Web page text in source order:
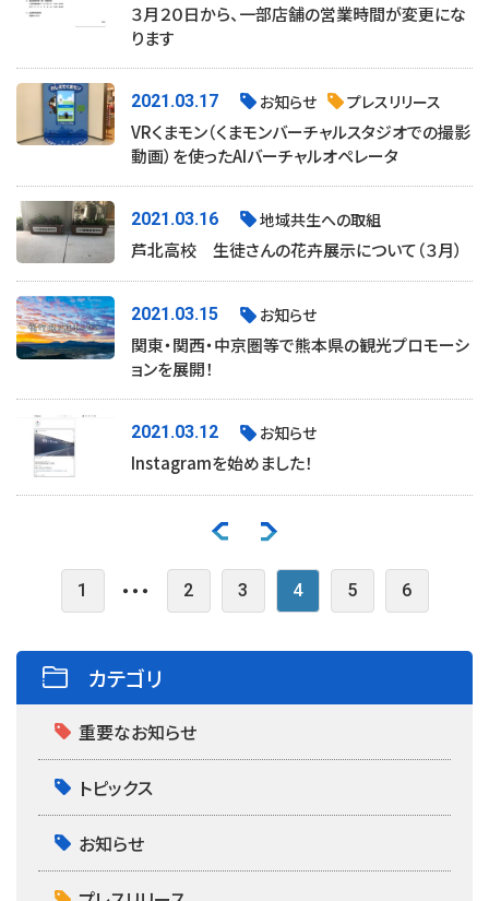
３月２０日から、一部店舗の営業時間が変更にな
ります
2021.03.17 お知らせ プレスリリース
VRくまモン（くまモンバーチャルスタジオでの撮影
動画）を使ったAIバーチャルオペレータ
2021.03.16 地域共生への取組
芦北高校 生徒さんの花卉展示について（３月）
2021.03.15 お知らせ
関東・関西・中京圏等で熊本県の観光プロモーシ
ョンを展開！
2021.03.12 お知らせ
Instagramを始めました！
1 ・・・ 2 3 4 5 6
カテゴリ
重要なお知らせ
トピックス
お知らせ